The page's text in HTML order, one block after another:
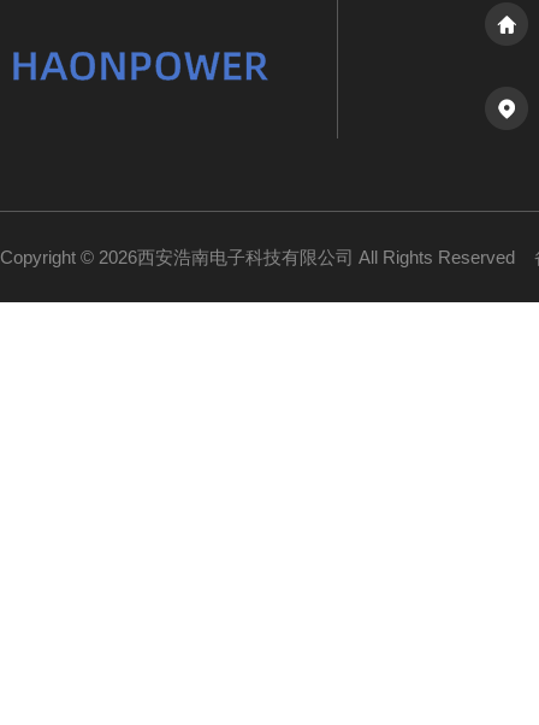
Copyright © 2026西安浩南电子科技有限公司 All Rights Reserved